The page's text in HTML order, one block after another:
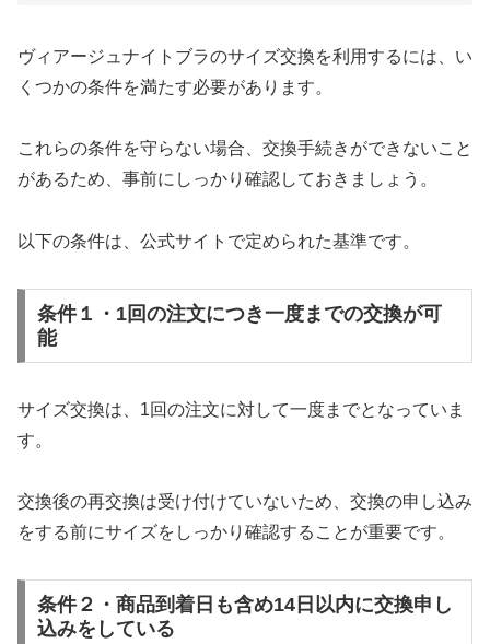
ヴィアージュナイトブラのサイズ交換を利用するには、い
くつかの条件を満たす必要があります。
これらの条件を守らない場合、交換手続きができないこと
があるため、事前にしっかり確認しておきましょう。
以下の条件は、公式サイトで定められた基準です。
条件１・1回の注文につき一度までの交換が可
能
サイズ交換は、1回の注文に対して一度までとなっていま
す。
交換後の再交換は受け付けていないため、交換の申し込み
をする前にサイズをしっかり確認することが重要です。
条件２・商品到着日も含め14日以内に交換申し
込みをしている